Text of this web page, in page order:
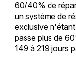
60/40% de
un système de
exclusive
passe plus de
149 à 219 jours